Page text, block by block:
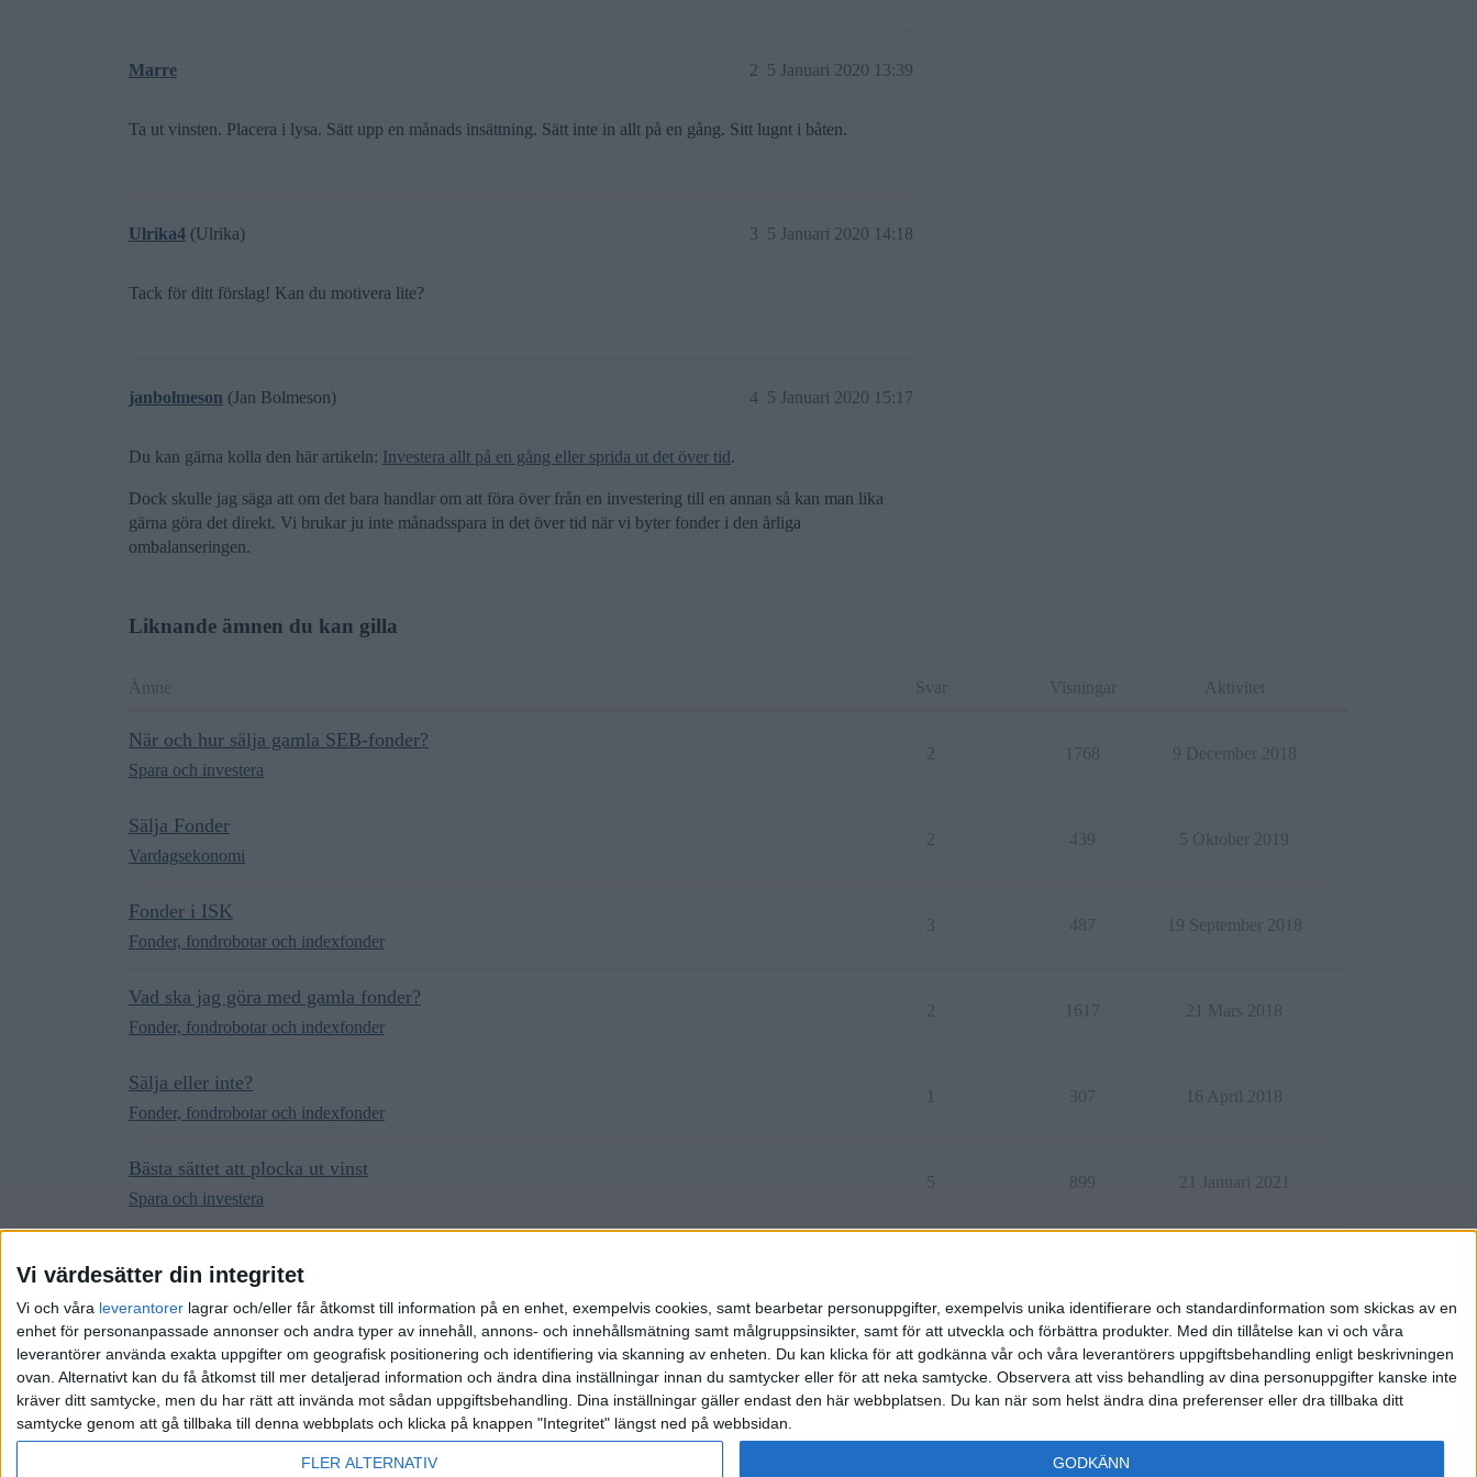
Vi värdesätter din integritet
Vi och våra leverantorer lagrar och/eller får åtkomst till information på en enhet, exempelvis cookies, samt bearbetar personuppgifter, exempelvis unika identifierare och standardinformation som skickas av en
enhet för personanpassade annonser och andra typer av innehåll, annons- och innehållsmätning samt målgruppsinsikter, samt för att utveckla och förbättra produkter. Med din tillåtelse kan vi och våra
leverantörer använda exakta uppgifter om geografisk positionering och identifiering via skanning av enheten. Du kan klicka för att godkänna vår och våra leverantörers uppgiftsbehandling enligt beskrivningen
ovan. Alternativt kan du få åtkomst till mer detaljerad information och ändra dina inställningar innan du samtycker eller för att neka samtycke. Observera att viss behandling av dina personuppgifter kanske inte
kräver ditt samtycke, men du har rätt att invända mot sådan uppgiftsbehandling. Dina inställningar gäller endast den här webbplatsen. Du kan när som helst ändra dina preferenser eller dra tillbaka ditt
samtycke genom att gå tillbaka till denna webbplats och klicka på knappen "Integritet" längst ned på webbsidan.
FLER ALTERNATIV GODKÄNN
Marre 5 Januari 2020 13:39
2
Ta ut vinsten. Placera i lysa. Sätt upp en månads insättning. Sätt inte in allt på en gång. Sitt lugnt i båten.
Ulrika4 (Ulrika) 5 Januari 2020 14:18
3
Tack för ditt förslag! Kan du motivera lite?
janbolmeson (Jan Bolmeson) 5 Januari 2020 15:17
4
Du kan gärna kolla den här artikeln: Investera allt på en gång eller sprida ut det över tid.
Dock skulle jag säga att om det bara handlar om att föra över från en investering till en annan så kan man lika
gärna göra det direkt. Vi brukar ju inte månadsspara in det över tid när vi byter fonder i den årliga
ombalanseringen.
Liknande ämnen du kan gilla
Ämne Svar Visningar Aktivitet
När och hur sälja gamla SEB-fonder?
Spara och investera
1768 9 December 2018
Sälja Fonder
Vardagsekonomi
439 5 Oktober 2019
Fonder i ISK
Fonder, fondrobotar och indexfonder
3 487 19 September 2018
Vad ska jag göra med gamla fonder?
Fonder, fondrobotar och indexfonder
1617 21 Mars 2018
Sälja eller inte?
Fonder, fondrobotar och indexfonder
307 16 April 2018
Bästa sättet att plocka ut vinst
Spara och investera
5 899 21 Januari 2021
Fonder, fondrobotar och indexfonder
Hem Kategorier Riktlinjer Villkor Integritetspolicy